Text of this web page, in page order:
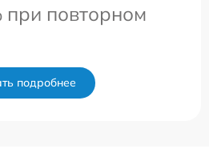
повторном
подробнее